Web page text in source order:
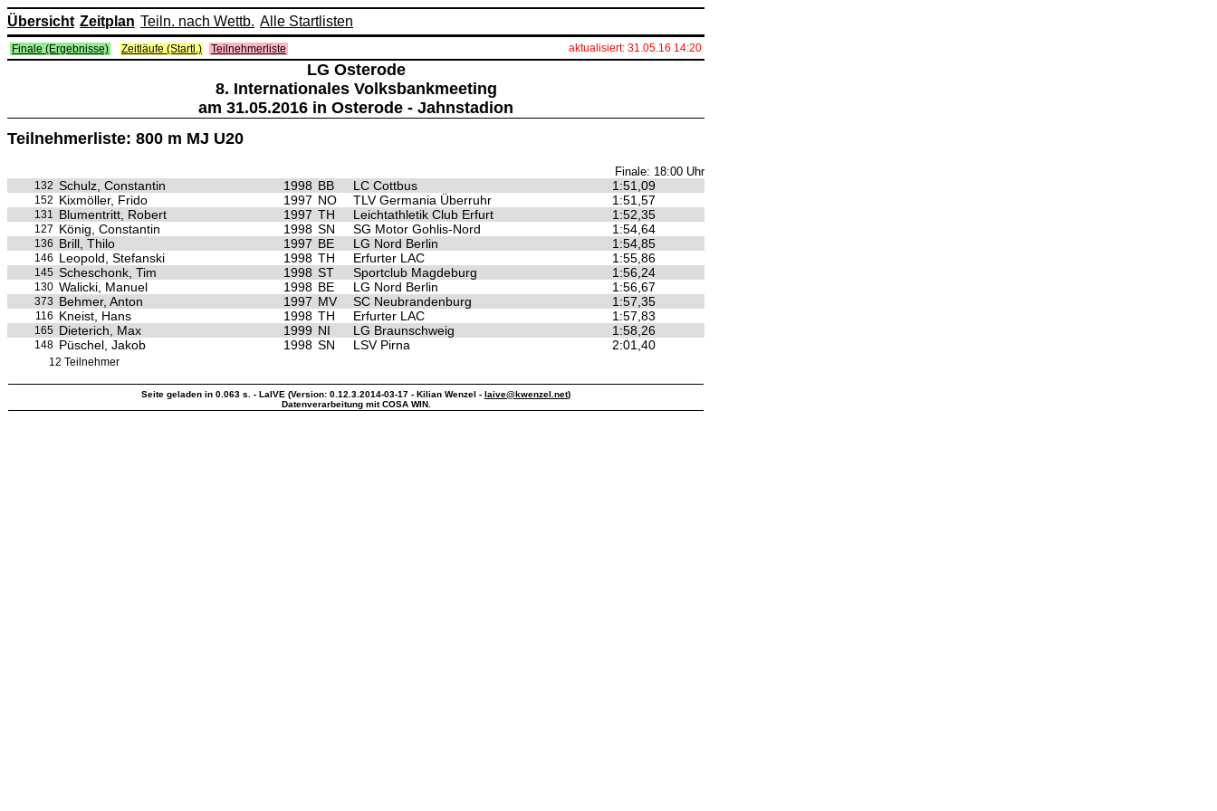
Übersicht Zeitplan Teiln. nach Wettb. Alle Startlisten
Finale (Ergebnisse) Zeitläufe (Startl.) Teilnehmerliste aktualisiert: 31.05.16 14:20
LG Osterode
8. Internationales Volksbankmeeting
am 31.05.2016 in Osterode - Jahnstadion
Teilnehmerliste: 800 m MJ U20
Finale: 18:00 Uhr
132 Schulz, Constantin 1998 BB LC Cottbus 1:51,09
152 Kixmöller, Frido 1997 NO TLV Germania Überruhr 1:51,57
131 Blumentritt, Robert 1997 TH Leichtathletik Club Erfurt 1:52,35
127 König, Constantin 1998 SN SG Motor Gohlis-Nord 1:54,64
136 Brill, Thilo 1997 BE LG Nord Berlin 1:54,85
146 Leopold, Stefanski 1998 TH Erfurter LAC 1:55,86
145 Scheschonk, Tim 1998 ST Sportclub Magdeburg 1:56,24
130 Walicki, Manuel 1998 BE LG Nord Berlin 1:56,67
373 Behmer, Anton 1997 MV SC Neubrandenburg 1:57,35
116 Kneist, Hans 1998 TH Erfurter LAC 1:57,83
165 Dieterich, Max 1999 NI LG Braunschweig 1:58,26
148 Püschel, Jakob 1998 SN LSV Pirna 2:01,40
12 Teilnehmer
Seite geladen in 0.063 s. - LaIVE (Version: 0.12.3.2014-03-17 - Kilian Wenzel - laive@kwenzel.net)
Datenverarbeitung mit COSA WIN.